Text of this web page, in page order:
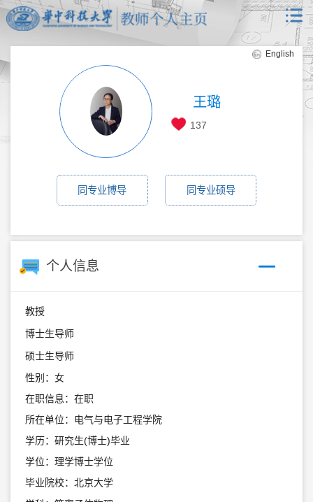
English
王璐
137
同专业博导 同专业硕导
个人信息
教授
博士生导师
硕士生导师
性别：女
在职信息：在职
所在单位：电气与电子工程学院
学历：研究生(博士)毕业
学位：理学博士学位
毕业院校：北京大学